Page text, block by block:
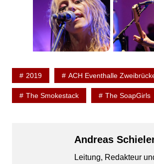
2019 ACH Eventhalle
The Smokestack The SoapGirls
Andreas
Leitung, Redakteur